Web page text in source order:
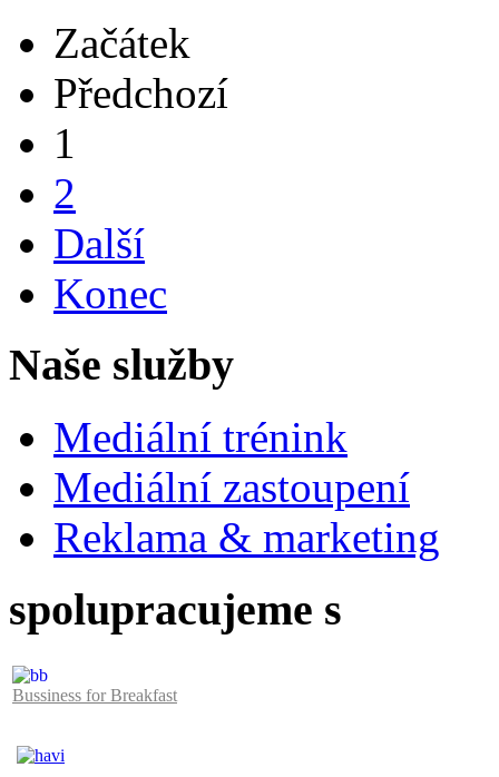
Začátek
Předchozí
1
2
Další
Konec
Naše služby
Mediální trénink
Mediální zastoupení
Reklama & marketing
spolupracujeme s
Bussiness for Breakfast